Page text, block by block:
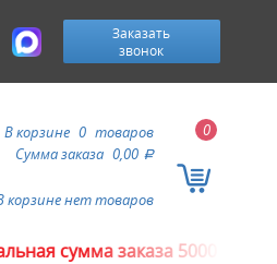
Заказать
звонок
0
В корзине 0 товаров
Сумма заказа 0,00 a
корзине нет товаров
5000 рублей.